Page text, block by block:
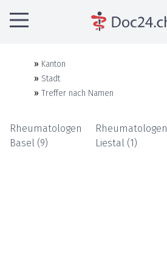
» Kanton
» Stadt
» Treffer nach Namen
Rheumatologen
Basel (9)
Rheumatologen
Liestal (1)